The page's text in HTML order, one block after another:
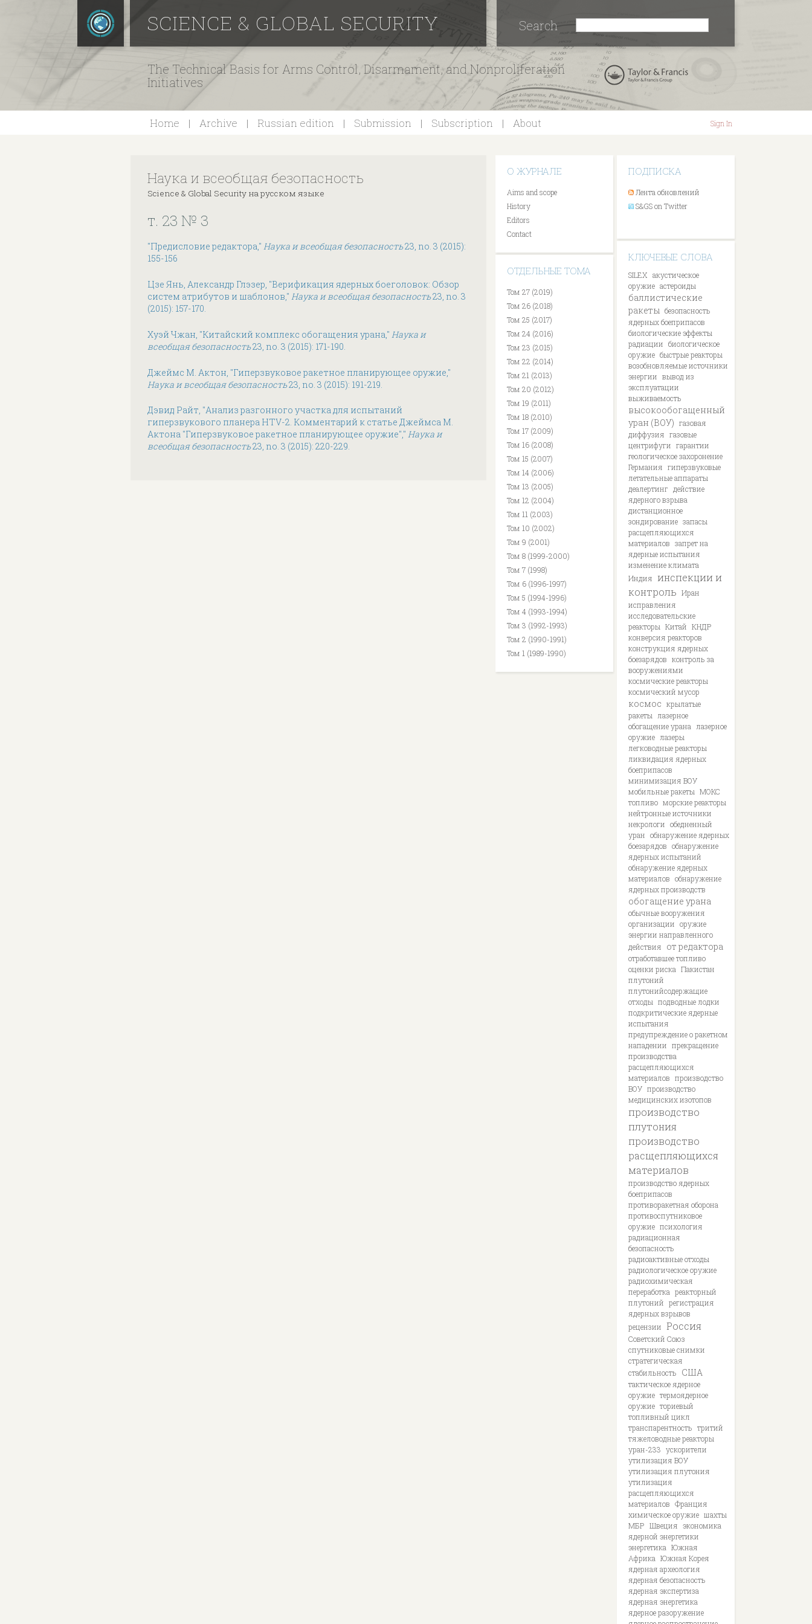
SCIENCE & GLOBAL SECURITY
The Technical Basis for Arms Control, Disarmament, and Nonproliferation
Initiatives
Search
Home Archive Russian edition Submission Subscription About Sign In
Наука и всеобщая безопасность
Science & Global Security на русском языке
т. 23 № 3
"Предисловие редактора," Наука и всеобщая безопасность23, no. 3 (2015):
155-156
Цзе Янь, Александр Глэзер, "Верификация ядерных боеголовок: Обзор
систем атрибутов и шаблонов," Наука и всеобщая безопасность23, no. 3
(2015): 157-170.
Хуэй Чжан, "Китайский комплекс обогащения урана," Наука и
всеобщая безопасность23, no. 3 (2015): 171-190.
Джеймс М. Актон, "Гиперзвуковое ракетное планирующее оружие,"
Наука и всеобщая безопасность23, no. 3 (2015): 191-219.
Дэвид Райт, "Анализ разгонного участка для испытаний
гиперзвукового планера HTV-2. Комментарий к статье Джеймса М.
Актона "Гиперзвуковое ракетное планирующее оружие"," Наука и
всеобщая безопасность23, no. 3 (2015): 220-229.
О ЖУРНАЛЕ
Aims and scope
History
Editors
Contact
ОТДЕЛЬНЫЕ ТОМА
Том 27 (2019)
Том 26 (2018)
Том 25 (2017)
Том 24 (2016)
Том 23 (2015)
Том 22 (2014)
Том 21 (2013)
Том 20 (2012)
Том 19 (2011)
Том 18 (2010)
Том 17 (2009)
Том 16 (2008)
Том 15 (2007)
Том 14 (2006)
Том 13 (2005)
Том 12 (2004)
Том 11 (2003)
Том 10 (2002)
Том 9 (2001)
Том 8 (1999-2000)
Том 7 (1998)
Том 6 (1996-1997)
Том 5 (1994-1996)
Том 4 (1993-1994)
Том 3 (1992-1993)
Том 2 (1990-1991)
Том 1 (1989-1990)
ПОДПИСКА
Лента обновлений
S&GS on Twitter
КЛЮЧЕВЫЕ СЛОВА
SILEX акустическое
оружие астероиды
баллистические
ракеты безопасность
ядерных боеприпасов
биологические эффекты
радиации биологическое
оружие быстрые реакторы
возобновляемые источники
энергии вывод из
эксплуатации
выживаемость
высокообогащенный
уран (ВОУ) газовая
диффузия газовые
центрифуги гарантии
геологическое захоронение
Германия гиперзвуковые
летательные аппараты
деалертинг
действие
ядерного взрыва
дистанционное
зондирование запасы
расщепляющихся
материалов запрет на
ядерные испытания
изменение климата
Индия инспекции и
контроль Иран
исправления
исследовательские
реакторы Китай КНДР
конверсия реакторов
конструкция ядерных
боезарядов контроль за
вооружениями
космические реакторы
космический мусор
космос крылатые
ракеты
лазерное
обогащение урана
лазерное
оружие лазеры
легководные реакторы
ликвидация ядерных
боеприпасов
минимизация ВОУ
мобильные ракеты МОКС
топливо морские реакторы
нейтронные источники
некрологи обедненный
уран обнаружение ядерных
боезарядов обнаружение
ядерных испытаний
обнаружение ядерных
материалов обнаружение
ядерных производств
обогащение урана
обычные вооружения
организации оружие
энергии направленного
действия
от редактора
отработавшее топливо
оценки риска Пакистан
плутоний
плутонийсодержащие
отходы подводные лодки
подкритические ядерные
испытания
предупреждение о ракетном
нападении прекращение
производства
расщепляющихся
материалов производство
ВОУ производство
медицинских изотопов
производство
плутония
производство
расщепляющихся
материалов
производство ядерных
боеприпасов
противоракетная оборона
противоспутниковое
оружие психология
радиационная
безопасность
радиоактивные отходы
радиологическое оружие
радиохимическая
переработка реакторный
плутоний регистрация
ядерных взрывов
рецензии Россия
Советский Союз
спутниковые снимки
стратегическая
стабильность
США
тактическое ядерное
оружие термоядерное
оружие ториевый
топливный цикл
транспарентность тритий
тяжеловодные реакторы
уран-233 ускорители
утилизация ВОУ
утилизация плутония
утилизация
расщепляющихся
материалов Франция
химическое оружие шахты
МБР Швеция экономика
ядерной энергетики
энергетика Южная
Африка Южная Корея
ядерная археология
ядерная безопасность
ядерная экспертиза
ядерная энергетика
ядерное разоружение